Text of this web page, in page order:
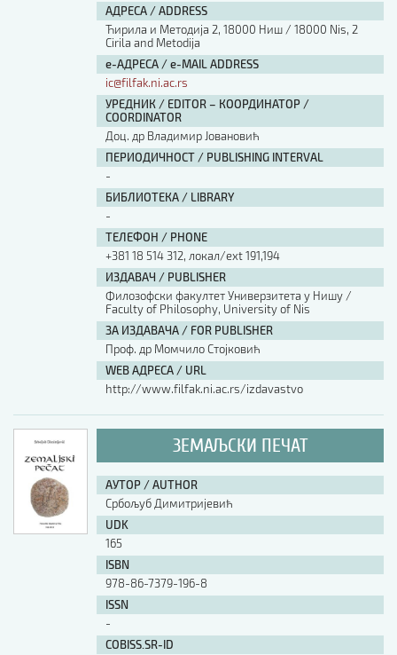
АДРЕСА / ADDRESS
Ћирила и Методија 2, 18000 Ниш / 18000 Nis, 2
Cirila and Metodija
е-АДРЕСА / e-MAIL ADDRESS
ic@filfak.ni.ac.rs
УРЕДНИК / EDITOR – КООРДИНАТОР /
COORDINATOR
Доц. др Владимир Јовановић
ПЕРИОДИЧНОСТ / PUBLISHING INTERVAL
-
БИБЛИОТЕКА / LIBRARY
-
ТЕЛЕФОН / PHONE
+381 18 514 312, локал/ext 191,194
ИЗДАВАЧ / PUBLISHER
Филозофски факултет Универзитета у Нишу /
Faculty of Philosophy, University of Nis
ЗА ИЗДАВАЧА / FOR PUBLISHER
Проф. др Момчило Стојковић
WEB АДРЕСА / URL
http://www.filfak.ni.ac.rs/izdavastvo
ЗЕМАЉСКИ ПЕЧАТ
АУТОР / AUTHOR
Србољуб Димитријевић
UDK
165
ISBN
978-86-7379-196-8
ISSN
-
COBISS.SR-ID